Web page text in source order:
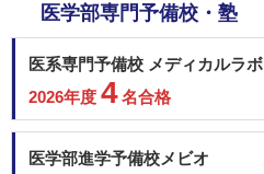
医学部専門予備校・塾
医系専門予備校 メディカルラボ
2026年度 4名合格
医学部進学予備校メビオ